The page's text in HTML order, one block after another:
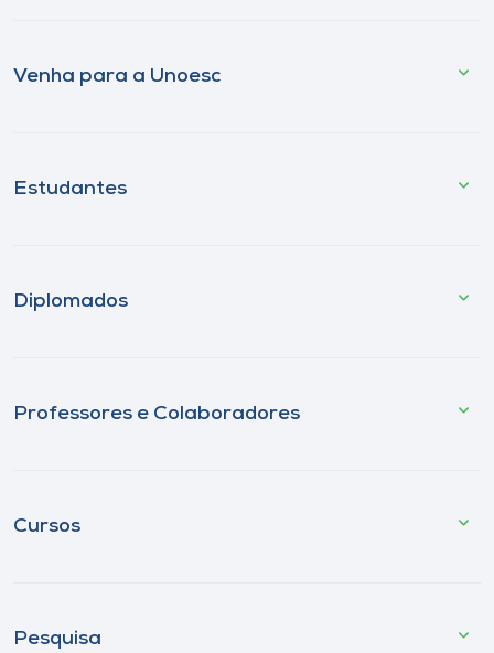
Venha para a Unoesc
Estudantes
Diplomados
Professores e Colaboradores
Cursos
Pesquisa